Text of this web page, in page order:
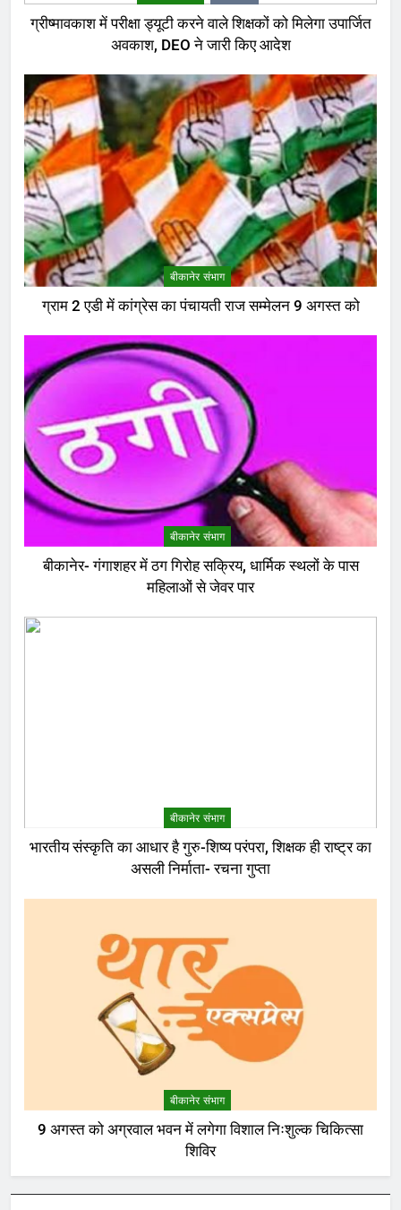
ग्रीष्मावकाश में परीक्षा ड्यूटी करने वाले शिक्षकों को मिलेगा उपार्जित
अवकाश, DEO ने जारी किए आदेश
बीकानेर संभाग
ग्राम 2 एडी में कांग्रेस का पंचायती राज सम्मेलन 9 अगस्त को
बीकानेर संभाग
बीकानेर- गंगाशहर में ठग गिरोह सक्रिय, धार्मिक स्थलों के पास
महिलाओं से जेवर पार
बीकानेर संभाग
भारतीय संस्कृति का आधार है गुरु-शिष्य परंपरा, शिक्षक ही राष्ट्र का
असली निर्माता- रचना गुप्ता
बीकानेर संभाग
9 अगस्त को अग्रवाल भवन में लगेगा विशाल निःशुल्क चिकित्सा
शिविर